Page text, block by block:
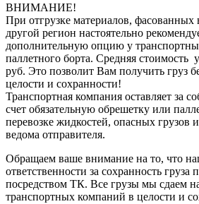
ВНИМАНИЕ!
При отгрузке материалов, фасованных
другой регион настоятельно
дополнительную опцию у
паллетного борта. Средняя стоимость
руб. Это позволит Вам получить груз
целости и сохранности!
Транспортная компания оставляет за
счет обязательную обрешетку или
перевозке жидкостей, опасных грузов
ведома отправителя.
Обращаем ваше внимание на то, что
ответственности за сохранность груза
посредством ТК. Все грузы мы сдаем
транспортных компаний в целости и